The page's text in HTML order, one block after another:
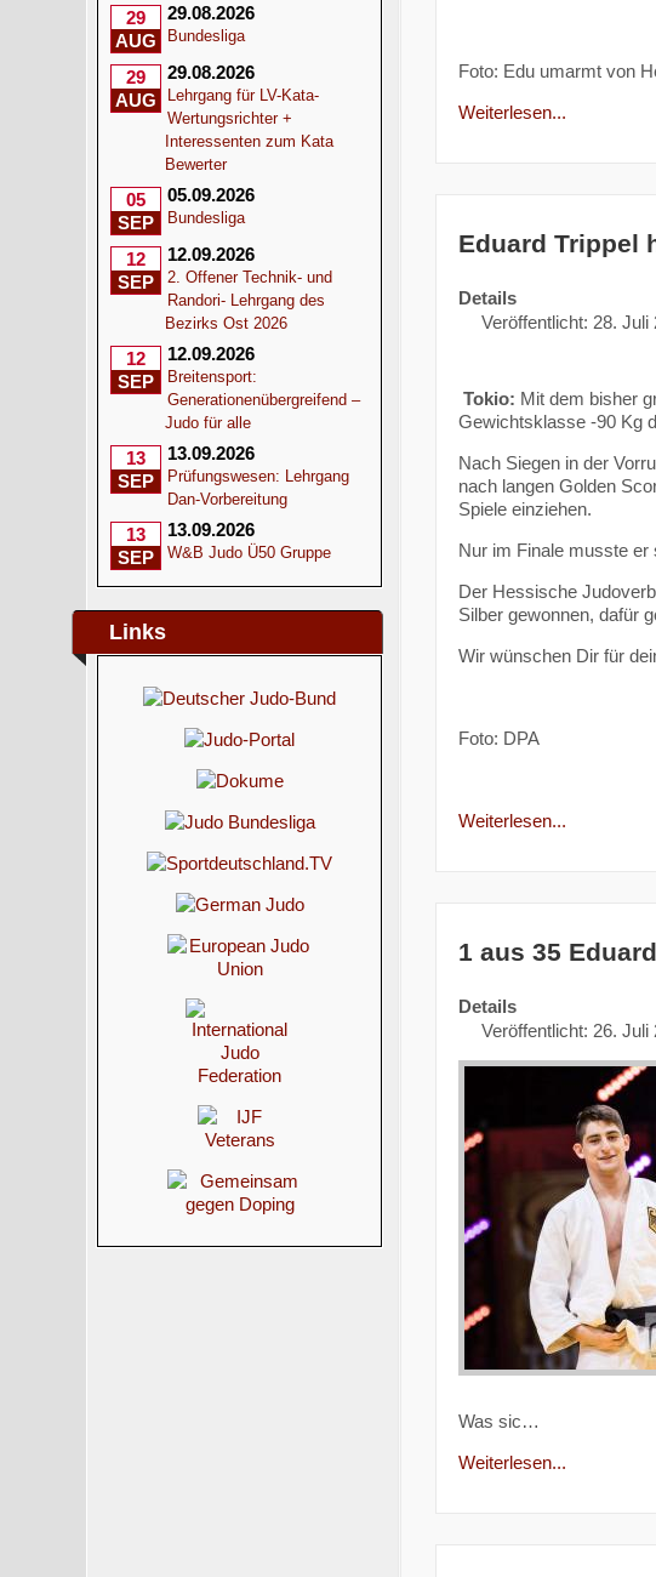
29
AUG
29.08.2026
Bundesliga
29
AUG
29.08.2026
Lehrgang für LV-Kata-
Wertungsrichter +
Interessenten zum Kata
Bewerter
05
SEP
05.09.2026
Bundesliga
12
SEP
12.09.2026
2. Offener Technik- und
Randori- Lehrgang des
Bezirks Ost 2026
12
SEP
12.09.2026
Breitensport:
Generationenübergreifend –
Judo für alle
13
SEP
13.09.2026
Prüfungswesen: Lehrgang
Dan-Vorbereitung
13
SEP
13.09.2026
W&B Judo Ü50 Gruppe
Links
Foto: Edu umarmt von
Weiterlesen...
Eduard Trippel
Details
Veröffentlicht: 28. Juli
Tokio: Mit dem bisher
Gewichtsklasse -90 Kg
Nach Siegen in der
nach langen Golden
Spiele einziehen.
Nur im Finale musste
Der Hessische
Silber gewonnen, dafür
Wir wünschen Dir für
Foto: DPA
Weiterlesen...
1 aus 35
Details
Veröffentlicht: 26. Juli
Was sic…
Weiterlesen...